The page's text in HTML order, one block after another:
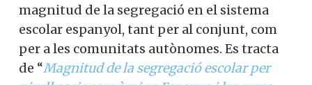
magnitud de la segregació en el sistema
escolar espanyol, tant per al conjunt, com
per a les comunitats autònomes. Es tracta
de “ Magnitud de la segregació escolar per